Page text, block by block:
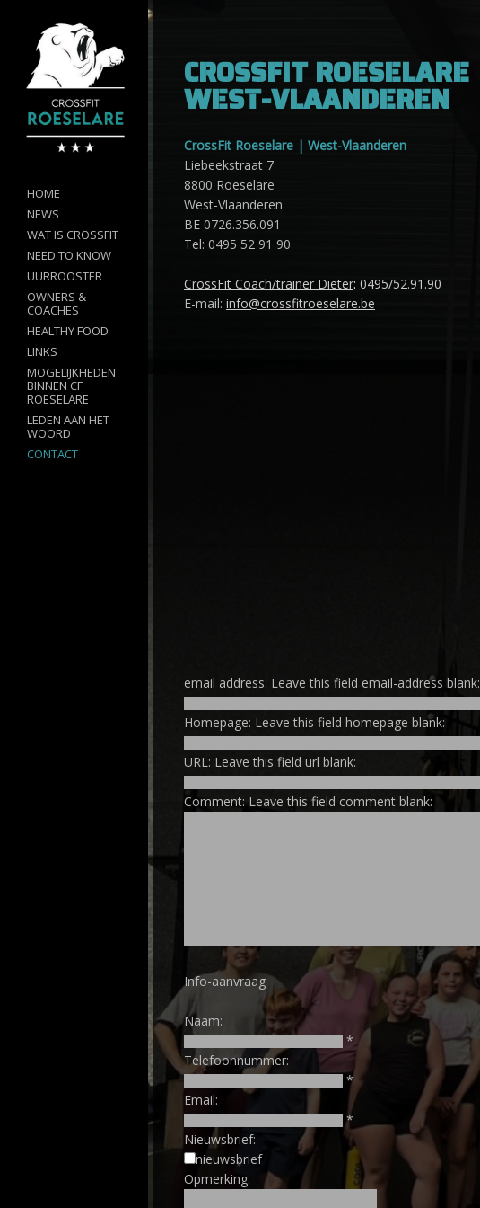
HOME
NEWS
WAT IS CROSSFIT
NEED TO KNOW
UURROOSTER
OWNERS &
COACHES
HEALTHY FOOD
LINKS
MOGELIJKHEDEN
BINNEN CF
ROESELARE
LEDEN AAN HET
WOORD
CONTACT
CROSSFIT ROESELARE
WEST-VLAANDEREN
CrossFit Roeselare | West-Vlaanderen
Liebeekstraat 7
8800 Roeselare
West-Vlaanderen
BE 0726.356.091
Tel: 0495 52 91 90
CrossFit Coach/trainer Dieter: 0495/52.91.90
E-mail: info@crossfitroeselare.be
email address: Leave this field email-address blank:
Homepage: Leave this field homepage blank:
URL: Leave this field url blank:
Comment: Leave this field comment blank:
Info-aanvraag
Naam:
*
Telefoonnummer:
*
Email:
*
Nieuwsbrief:
nieuwsbrief
Opmerking: